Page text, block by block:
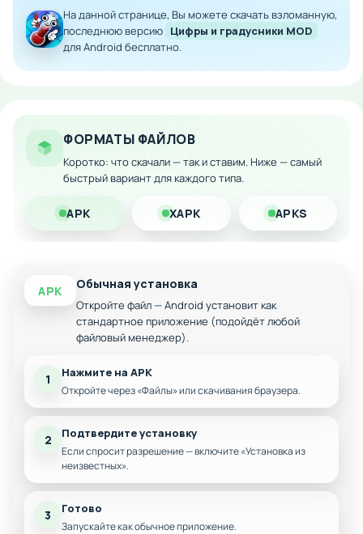
Полная разблокировка всех уровней и функций
ограничений
Неограниченные попытки прохождения
Скачайте модифицированную версию на Android и
наслаждайтесь полным спектром возможностей этой
увлекательной логической игры без каких-либо
препятствий!
На данной странице, Вы можете скачать взломанную,
последнюю версию Цифры и градусники MOD
для Android бесплатно.
ФОРМАТЫ ФАЙЛОВ
Коротко: что скачали — так и ставим. Ниже — самый
быстрый вариант для каждого типа.
APK XAPK APKS
APK Обычная установка
Откройте файл — Android установит как
стандартное приложение (подойдёт любой
файловый менеджер).
1 Нажмите на APK
Откройте через «Файлы» или скачивания браузера.
2 Подтвердите установку
Если спросит разрешение — включите «Установка из
неизвестных».
3 Готово
Запускайте как обычное приложение.